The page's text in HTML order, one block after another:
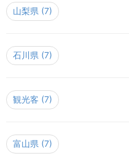
山梨県 (7)
石川県 (7)
観光客 (7)
富山県 (7)